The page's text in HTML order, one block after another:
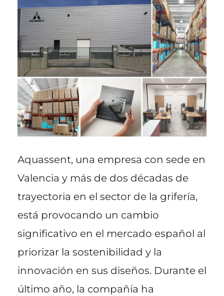
Aquassent, una empresa con sede en
Valencia y más de dos décadas de
trayectoria en el sector de la grifería,
está provocando un cambio
significativo en el mercado español al
priorizar la sostenibilidad y la
innovación en sus diseños. Durante el
último año, la compañía ha